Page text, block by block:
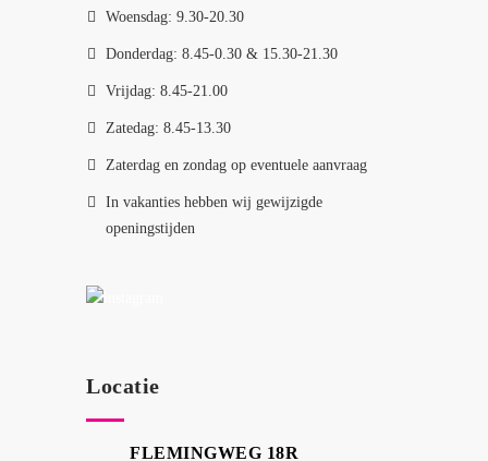
Woensdag: 9.30-20.30
Donderdag: 8.45-0.30 & 15.30-21.30
Vrijdag: 8.45-21.00
Zatedag: 8.45-13.30
Zaterdag en zondag op eventuele aanvraag
In vakanties hebben wij gewijzigde
openingstijden
Locatie
FLEMINGWEG 18R